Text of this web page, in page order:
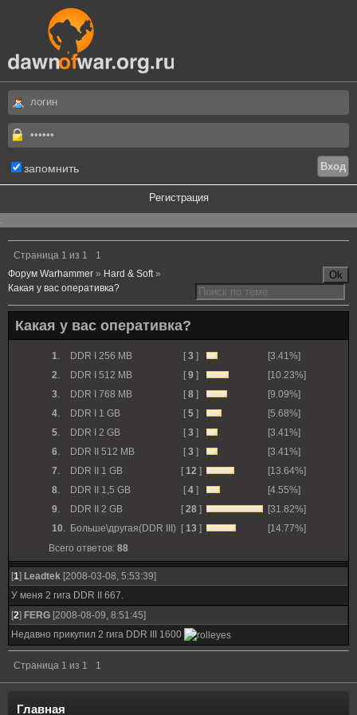
запомнить
Регистрация
.
Страница 1 из 1
1
Форум Warhammer » Hard & Soft »
Какая у вас оперативка?
Какая у вас оперативка?
1. DDR I 256 MB [ 3 ]
[3.41%]
2. DDR I 512 MB [ 9 ]
[10.23%]
3. DDR I 768 MB [ 8 ]
[9.09%]
4. DDR I 1 GB [ 5 ]
[5.68%]
5. DDR I 2 GB [ 3 ]
[3.41%]
6. DDR II 512 MB [ 3 ]
[3.41%]
7. DDR II 1 GB [ 12 ]
[13.64%]
8. DDR II 1,5 GB [ 4 ]
[4.55%]
9. DDR II 2 GB [ 28]
[31.82%]
10. Больше\другая(DDR III) [ 13 ]
[14.77%]
Всего ответов: 88
[1] Leadtek [2008-03-08, 5:53:39]
У меня 2 гига DDR II 667.
[2] FERG [2008-08-09, 8:51:45]
Недавно прикупил 2 гига DDR III 1600
Страница 1 из 1 1
Главная